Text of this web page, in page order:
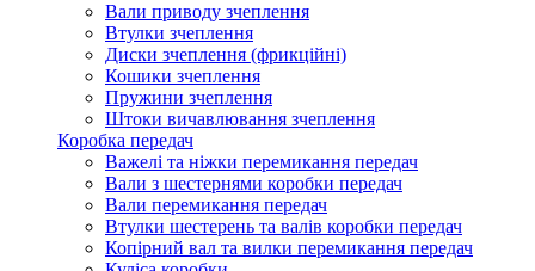
Вали приводу зчеплення
Втулки зчеплення
Диски зчеплення (фрикційні)
Кошики зчеплення
Пружини зчеплення
Штоки вичавлювання зчеплення
Коробка передач
Важелі та ніжки перемикання передач
Вали з шестернями коробки передач
Вали перемикання передач
Втулки шестерень та валів коробки передач
Копірний вал та вилки перемикання передач